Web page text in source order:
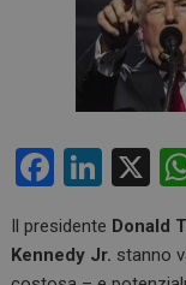
F
ce
Li
ke
X
Il presidente Donald
Kennedy Jr. stanno